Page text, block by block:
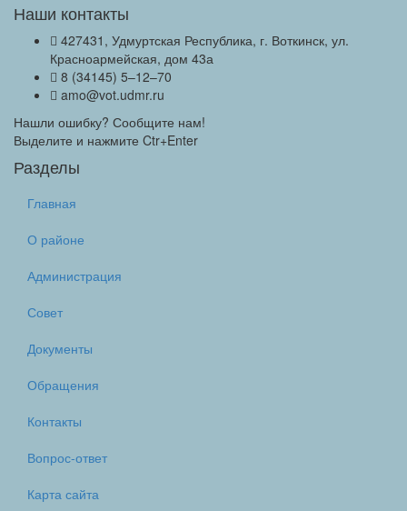
Наши контакты
427431, Удмуртская Республика, г. Воткинск, ул.
Красноармейская, дом 43а
8 (34145) 5–12–70
amo@vot.udmr.ru
Нашли ошибку? Сообщите нам!
Выделите и нажмите Ctr+Enter
Разделы
Главная
О районе
Администрация
Совет
Документы
Обращения
Контакты
Вопрос-ответ
Карта сайта